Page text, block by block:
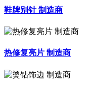
鞋牌别针 制造商
热修复亮片 制造商